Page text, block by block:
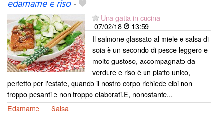
edamame e riso-
Una gatta in cucina
07/02/18
13:59
Il salmone glassato al miele e salsa di
soia è un secondo di pesce leggero e
molto gustoso, accompagnato da
verdure e riso è un piatto unico,
perfetto per l'estate, quando il nostro corpo richiede cibi non
troppo pesanti e non troppo elaborati.E, nonostante...
Edamame
Salsa